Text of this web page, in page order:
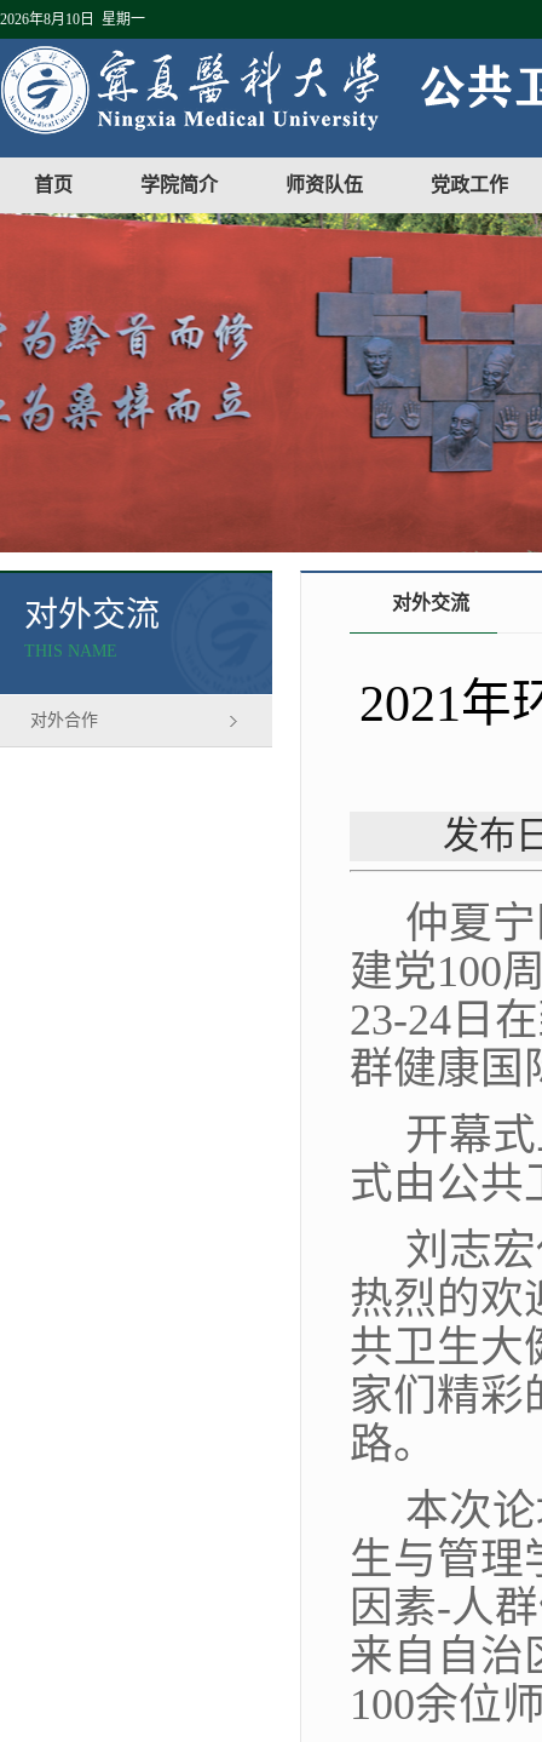
2026年8月10日 星期一
首页 学院简介 师资队伍 党政工作
对外交流
THIS NAME
对外合作
对外交流
2021年
发布
仲夏
建党100
23-24日
群健康国
开幕
式由公共
刘志
热烈的欢
共卫生大
家们精彩
路。
本次
生与管理
因素-人
来自自治
100余位